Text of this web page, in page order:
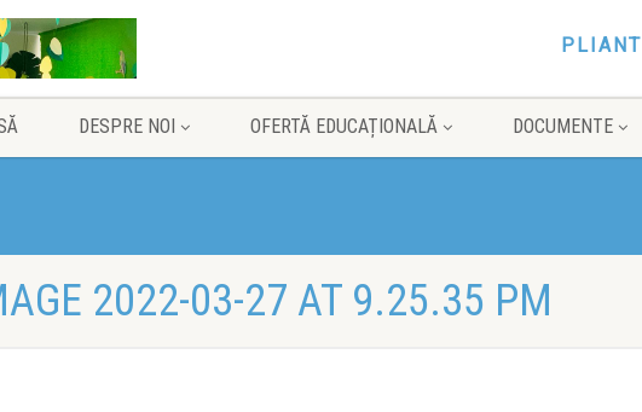
PLIANT
DESPRE NOI OFERTĂ EDUCAȚIONALĂ DOCUMENTE
2022-03-27 AT 9.25.35 PM